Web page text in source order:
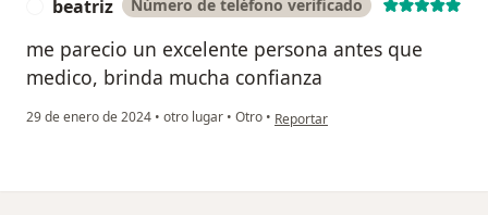
beatriz Número de teléfono verificado
me parecio un excelente persona antes que
medico, brinda mucha confianza
29 de enero de 2024 • otro lugar • Otro • en opinión del usuario beatriz
Reportar